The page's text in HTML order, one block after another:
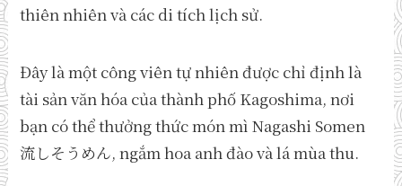
thiên nhiên và các di tích lịch sử.
Đây là một công viên tự nhiên được chỉ định là
tài sản văn hóa của thành phố Kagoshima, nơi
bạn có thể thưởng thức món mì Nagashi Somen
流しそうめん, ngắm hoa anh đào và lá mùa thu.